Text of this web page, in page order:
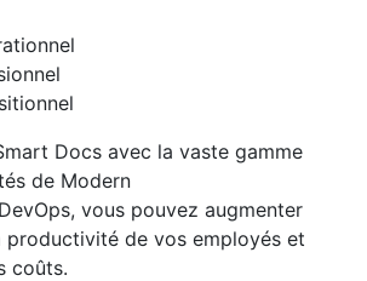
Docs avec la vaste gamme
de Modern
vous pouvez augmenter
productivité de vos employés et
coûts.